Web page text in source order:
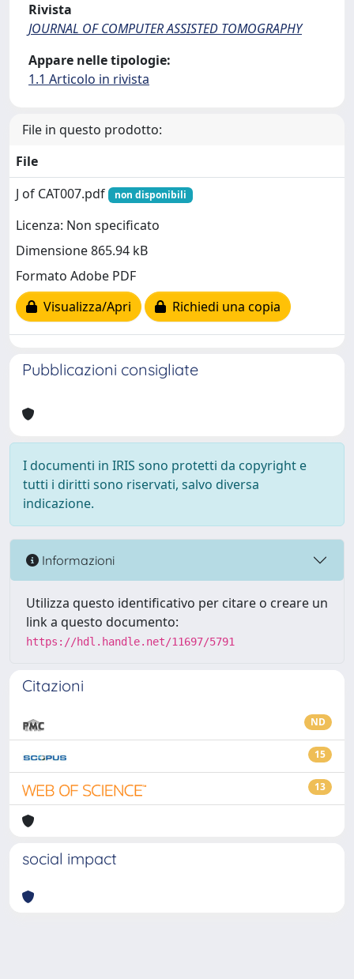
Rivista
JOURNAL OF COMPUTER ASSISTED TOMOGRAPHY
Appare nelle tipologie:
1.1 Articolo in rivista
File in questo prodotto:
File
J of CAT007.pdf
non disponibili
Licenza: Non specificato
Dimensione 865.94 kB
Formato Adobe PDF
Visualizza/Apri
Richiedi una copia
Pubblicazioni consigliate
I documenti in IRIS sono protetti da copyright e
tutti i diritti sono riservati, salvo diversa
indicazione.
Informazioni
Utilizza questo identificativo per citare o creare un
link a questo documento:
https://hdl.handle.net/11697/5791
Citazioni
ND
15
13
social impact